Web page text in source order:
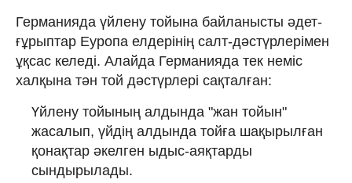
Германияда үйлену тойына байланысты әдет-
ғұрыптар Еуропа елдерінің салт-дәстүрлерімен
ұқсас келеді. Алайда Германияда тек неміс
халқына тән той дәстүрлері сақталған:
Үйлену тойының алдында "жан тойын"
жасалып, үйдің алдында тойға шақырылған
қонақтар әкелген ыдыс-аяқтарды
сындырылады.